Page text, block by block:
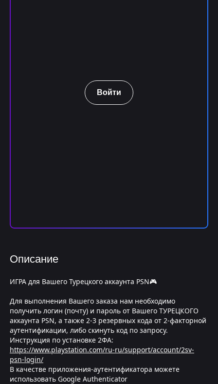
Войти
Описание
ИГРА для Вашего Турецкого аккаунта PSN🎮
Для выполнения Вашего заказа нам необходимо
получить логин (почту) и пароль от Вашего ТУРЕЦКОГО
аккаунта PSN, а также 2-3 резервных кода от 2-факторной
аутентификации, либо скинуть код по запросу.
Инструкция по установке 2ФА:
https://www.playstation.com/ru-ru/support/account/2sv-
psn-login/
В качестве приложения-аутентификатора можете
использовать Google Authenticator